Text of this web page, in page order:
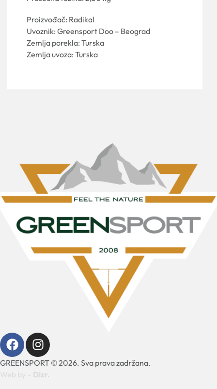
Proizvođač: Radikal
Uvoznik: Greensport Doo – Beograd
Zemlja porekla: Turska
Zemlja uvoza: Turska
GREENSPORT © 2026. Sva prava zadržana.